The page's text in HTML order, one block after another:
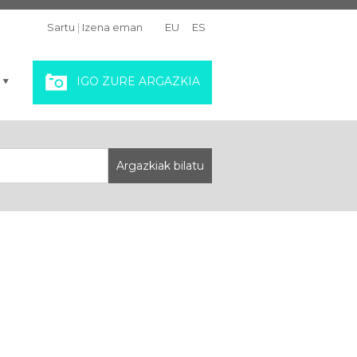
Sartu | Izena eman EU ES
IGO ZURE ARGAZKIA